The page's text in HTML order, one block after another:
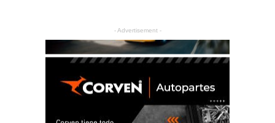
- Advertisement -